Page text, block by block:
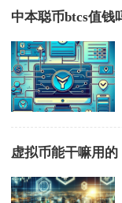
中本聪币btcs值钱
虚拟币能干嘛用的